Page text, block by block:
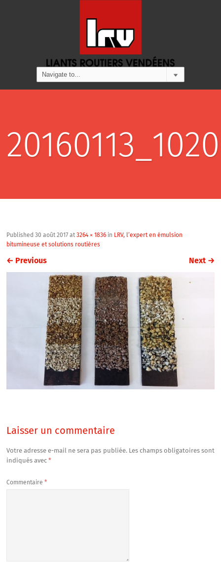
Published30 août 2017 at3264 × 1836 in LRV, l’expert en émulsion
bitumineuse et solutions routières
← Previous Next →
Laisser un commentaire
Votre adresse e-mail ne sera pas publiée. Les champs obligatoires sont
indiqués avec*
Commentaire*